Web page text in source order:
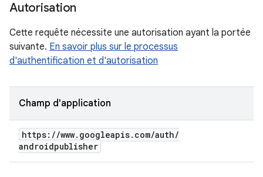
Autorisation
Cette requête nécessite une autorisation ayant la portée
suivante. En savoir plus sur le processus
d'authentification et d'autorisation
Champ d'application
https: //www. googleapis. com/auth/
androidpublisher